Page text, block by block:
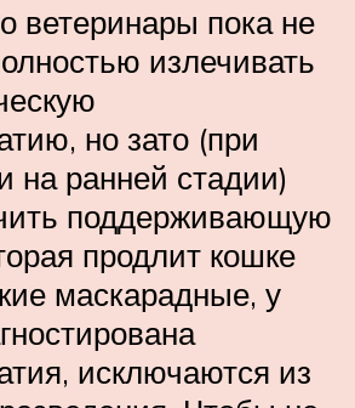
ветеринары пока не
излечивать
но зато (при
на ранней стадии)
поддерживающую
продлит кошке
маскарадные, у
исключаются из